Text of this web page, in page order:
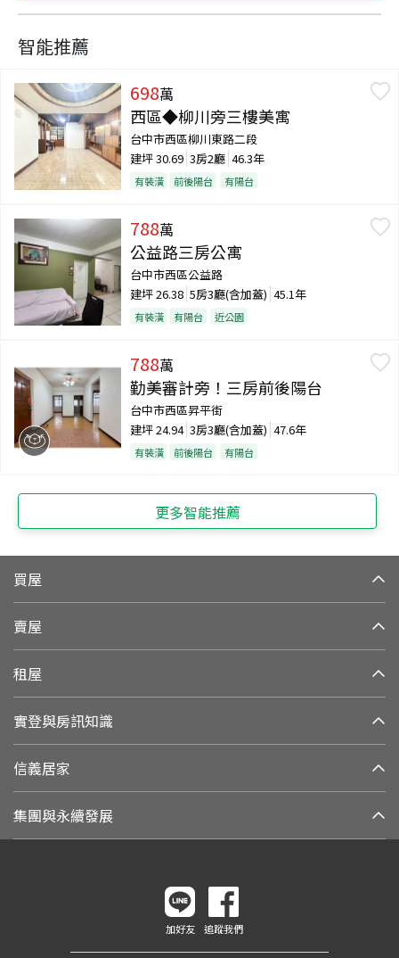
智能推薦
698萬
西區◆柳川旁三樓美寓
台中市西區柳川東路二段
建坪30.69 3房2廳 46.3年
有裝潢 前後陽台 有陽台
788萬
公益路三房公寓
台中市西區公益路
建坪26.38 5房3廳(含加蓋) 45.1年
有裝潢 有陽台 近公園
788萬
勤美審計旁！三房前後陽台
台中市西區昇平街
建坪24.94 3房3廳(含加蓋) 47.6年
有裝潢 前後陽台 有陽台
更多智能推薦
買屋
賣屋
租屋
實登與房訊知識
信義居家
集團與永續發展
加好友 追蹤我們